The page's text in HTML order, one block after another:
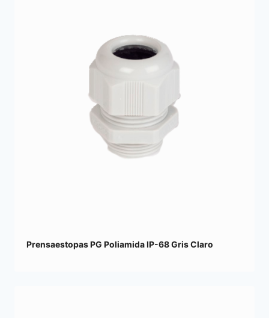
Prensaestopas PG Poliamida IP-68 Gris Claro